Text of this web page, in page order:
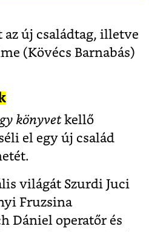
az új családtag, illetve
(Kövécs Barnabás)
könyvetkellő
el egy új család
világát Szurdi Juci
Fruzsina
Dániel operatőr és